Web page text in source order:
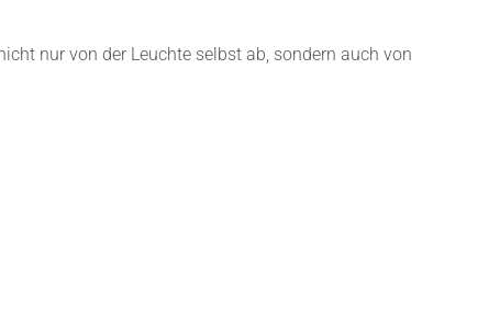
nur von der Leuchte selbst ab, sondern auch von